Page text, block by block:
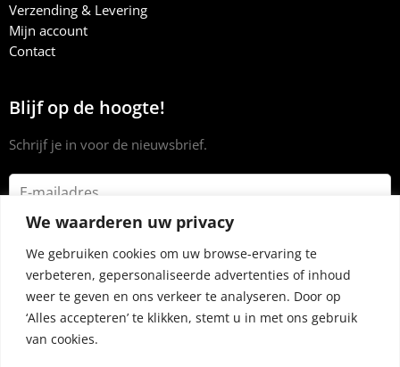
We waarderen uw privacy
We gebruiken cookies om uw browse-ervaring te
verbeteren, gepersonaliseerde advertenties of inhoud
weer te geven en ons verkeer te analyseren. Door op
‘Alles accepteren’ te klikken, stemt u in met ons gebruik
van cookies.
Verzending & Levering
Mijn account
Contact
Blijf op de hoogte!
Schrijf je in voor de nieuwsbrief.